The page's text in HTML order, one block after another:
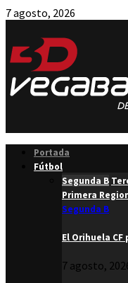
7 agosto, 2026
Portada
Fútbol
Segunda B
Primera
Segunda B
El Orihuela
7 agosto,